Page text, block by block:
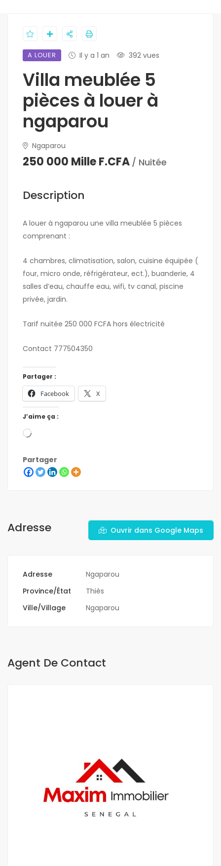
A LOUER Il y a 1 an 392 vues
Villa meublée 5
pièces à louer à
ngaparou
Ngaparou
250 000 Mille F.CFA / Nuitée
Description
A louer à ngaparou une villa meublée 5 pièces
comprenant :
4 chambres, climatisation, salon, cuisine équipée (
four, micro onde, réfrigérateur, ect.), buanderie, 4
salles d’eau, chauffe eau, wifi, tv canal, piscine
privée, jardin.
Tarif nuitée 250 000 FCFA hors électricité
Contact 777504350
Partager :
Facebook X
J’aime ça :
Partager
Adresse Ouvrir dans Google Maps
Adresse
Ngaparou
Province/État
Thiès
Ville/Village
Ngaparou
Agent De Contact